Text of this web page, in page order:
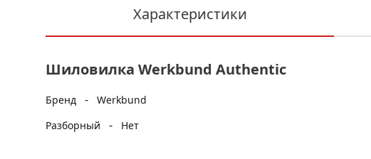
Характеристики
Шиловилка Werkbund Authentic
Бренд - Werkbund
Разборный
- Нет